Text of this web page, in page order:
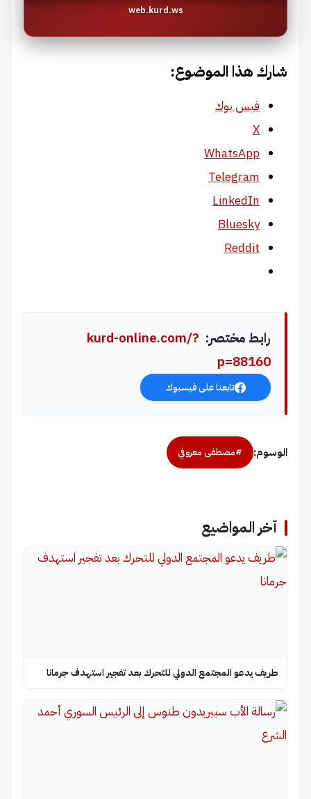
web.kurd.ws
شارك هذا الموضوع:
فيس بوك
X
WhatsApp
Telegram
LinkedIn
Bluesky
Reddit
رابط مختصر: kurd-online.com/?
p=88160
تابعنا على فيسبوك
الوسوم: #مصطفى معروفي
آخر المواضيع
طريف يدعو المجتمع الدولي للتحرك بعد تفجير استهدف جرمانا